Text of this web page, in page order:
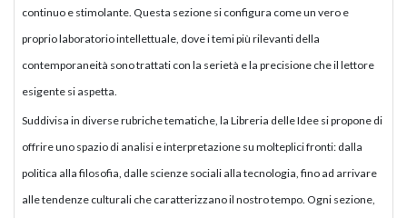
continuo e stimolante. Questa sezione si configura come un vero e
proprio laboratorio intellettuale, dove i temi più rilevanti della
contemporaneità sono trattati con la serietà e la precisione che il lettore
esigente si aspetta.
Suddivisa in diverse rubriche tematiche, la Libreria delle Idee si propone di
offrire uno spazio di analisi e interpretazione su molteplici fronti: dalla
politica alla filosofia, dalle scienze sociali alla tecnologia, fino ad arrivare
alle tendenze culturali che caratterizzano il nostro tempo. Ogni sezione,